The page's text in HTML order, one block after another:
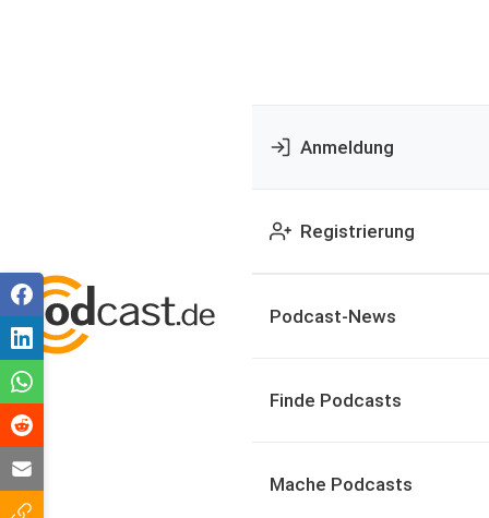
Anmeldung
Registrierung
Podcast-News
Finde Podcasts
Mache Podcasts